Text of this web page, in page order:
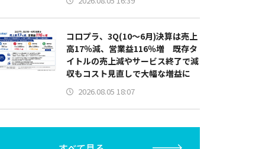
コロプラ、3Q(10～6月)決算は売上
高17％減、営業益116％増 既存タ
イトルの売上減やサービス終了で減
収もコスト見直しで大幅な増益に
2026.08.05 18:07